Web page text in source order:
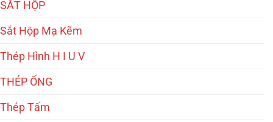
SẮT HỘP
Sắt Hộp Mạ Kẽm
Thép Hình H I U V
THÉP ỐNG
Thép Tấm